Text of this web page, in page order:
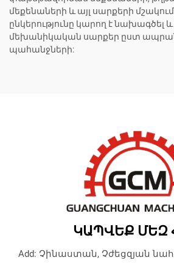
մեքենաների և այլ սարքերի
ընկերությունը կարող է նախագծել և
մեխանիկական սարքեր ըստ
պահանջների:
ԿԱՊՎԵՔ ՄԵԶ
Add: Չինաստան, Չժեցզյան